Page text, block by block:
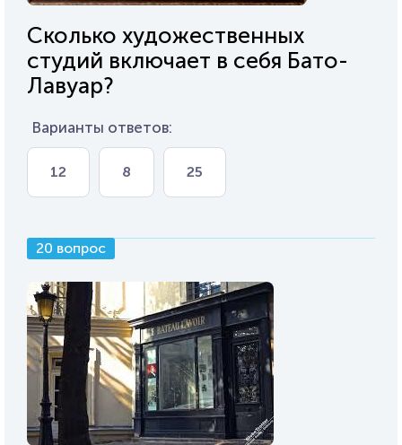
Сколько художественных
студий включает в себя Бато-
Лавуар?
Варианты ответов:
12 8 25
20 вопрос